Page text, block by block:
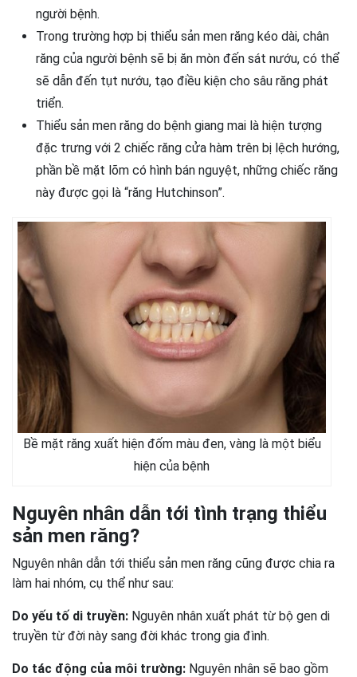
người bệnh.
Trong trường hợp bị thiểu sản men răng kéo dài, chân
răng của người bệnh sẽ bị ăn mòn đến sát nướu, có thể
sẽ dẫn đến tụt nướu, tạo điều kiện cho sâu răng phát
triển.
Thiểu sản men răng do bệnh giang mai là hiện tượng
đặc trưng với 2 chiếc răng cửa hàm trên bị lệch hướng,
phần bề mặt lõm có hình bán nguyệt, những chiếc răng
này được gọi là “răng Hutchinson”.
Bề mặt răng xuất hiện đốm màu đen, vàng là một biểu
hiện của bệnh
Nguyên nhân dẫn tới tình trạng thiểu
sản men răng?
Nguyên nhân dẫn tới thiểu sản men răng cũng được chia ra
làm hai nhóm, cụ thể như sau:
Do yếu tố di truyền: Nguyên nhân xuất phát từ bộ gen di
truyền từ đời này sang đời khác trong gia đình.
Do tác động của môi trường: Nguyên nhân sẽ bao gồm